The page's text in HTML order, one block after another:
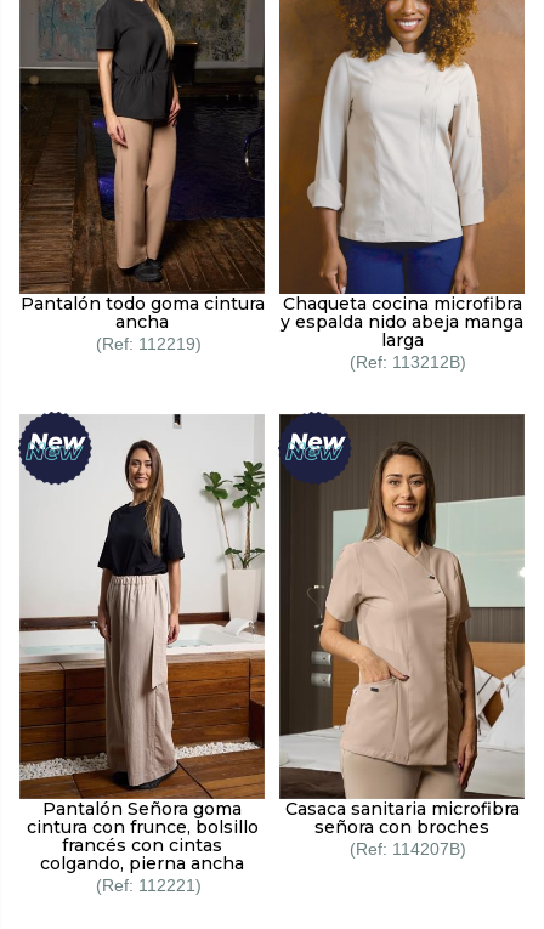
Pantalón todo goma cintura
ancha
112219
Chaqueta cocina microfibra
y espalda nido abeja manga
larga
113212B
Pantalón Señora goma
cintura con frunce, bolsillo
francés con cintas
colgando, pierna ancha
112221
Casaca sanitaria microfibra
señora con broches
114207B